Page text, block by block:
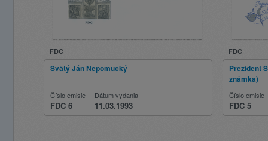
FDC
Svätý Ján Nepomucký
Číslo emisie
FDC 6
Dátum vydania
11.03.1993
FDC
Prezident
známka)
Číslo emisie
FDC 5